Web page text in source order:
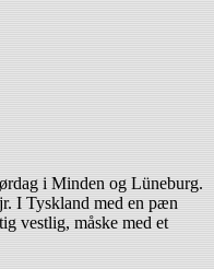
i Minden og Lüneburg.
I Tyskland med en pæn
vestlig, måske med et